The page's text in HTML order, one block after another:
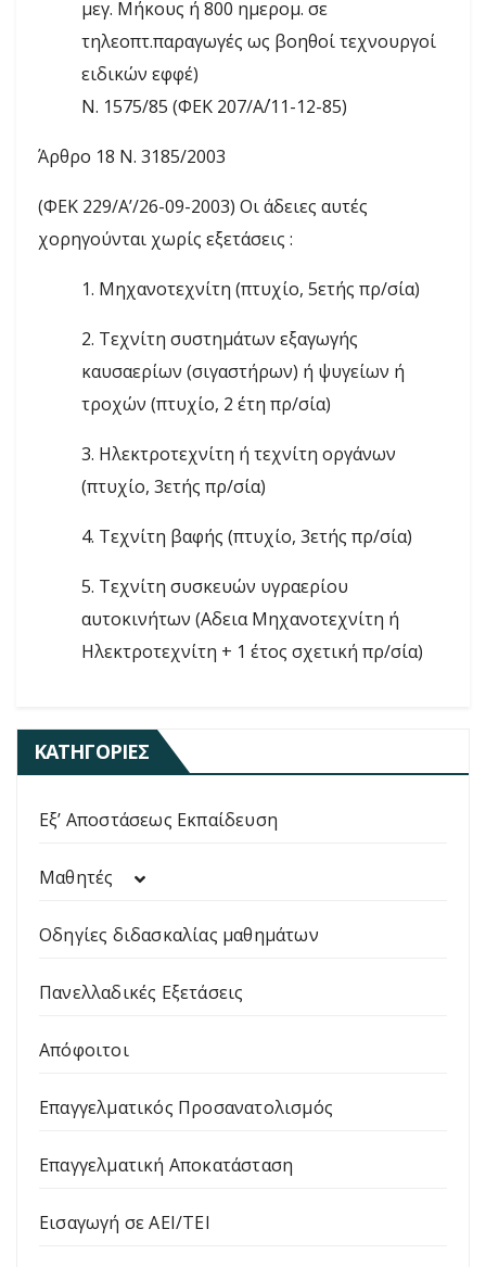
μεγ. Μήκους ή 800 ημερομ. σε
τηλεοπτ.παραγωγές ως βοηθοί τεχνουργοί
ειδικών εφφέ)
Ν. 1575/85 (ΦΕΚ 207/Α΄/11-12-85)
Άρθρο 18 Ν. 3185/2003
(ΦΕΚ 229/Α’/26-09-2003) Οι άδειες αυτές
χορηγούνται χωρίς εξετάσεις :
1. Μηχανοτεχνίτη (πτυχίο, 5ετής πρ/σία)
2. Τεχνίτη συστημάτων εξαγωγής
καυσαερίων (σιγαστήρων) ή ψυγείων ή
τροχών (πτυχίο, 2 έτη πρ/σία)
3. Ηλεκτροτεχνίτη ή τεχνίτη οργάνων
(πτυχίο, 3ετής πρ/σία)
4. Τεχνίτη βαφής (πτυχίο, 3ετής πρ/σία)
5. Τεχνίτη συσκευών υγραερίου
αυτοκινήτων (Αδεια Μηχανοτεχνίτη ή
Ηλεκτροτεχνίτη + 1 έτος σχετική πρ/σία)
ΚΑΤΗΓΟΡΊΕΣ
Εξ’ Αποστάσεως Εκπαίδευση
Μαθητές
Οδηγίες διδασκαλίας μαθημάτων
Πανελλαδικές Εξετάσεις
Απόφοιτοι
Επαγγελματικός Προσανατολισμός
Επαγγελματική Αποκατάσταση
Εισαγωγή σε ΑΕΙ/ΤΕΙ